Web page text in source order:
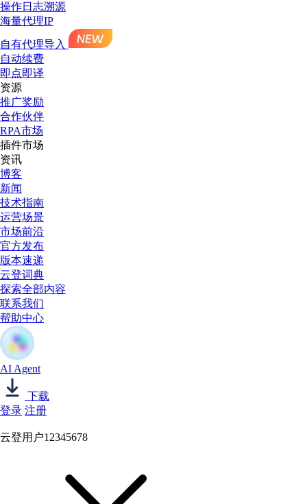
操作日志溯源
海量代理IP
自有代理导入
自动续费
即点即译
资源
推广奖励
合作伙伴
RPA市场
插件市场
资讯
博客
新闻
技术指南
运营场景
市场前沿
官方发布
版本速递
云登词典
探索全部内容
联系我们
帮助中心
AI Agent
下载
登录 注册
云登用户12345678